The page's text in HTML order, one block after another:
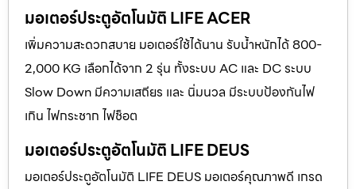
มอเตอร์ประตูอัตโนมัติ LIFE ACER
เพิ่มความสะดวกสบาย มอเตอร์ใช้ได้นาน รับน้ำหนักได้ 800-
2,000 KG เลือกได้จาก 2 รุ่น ทั้งระบบ AC และ DC ระบบ
Slow Down มีความเสถียร และ นิ่มนวล มีระบบป้องกันไฟ
เกิน ไฟกระชาก ไฟช็อต
มอเตอร์ประตูอัตโนมัติ LIFE DEUS
มอเตอร์ประตูอัตโนมัติ LIFE DEUS มอเตอร์คุณภาพดี เกรด